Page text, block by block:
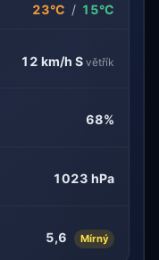
23°C / 15°C
12 km/h S větřík
68%
1023 hPa
5,6 Mírný